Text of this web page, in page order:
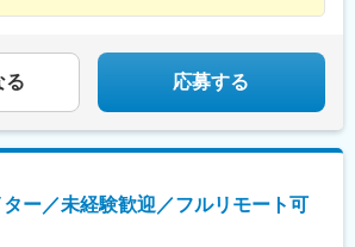
る 応募する
ー／未経験歓迎／フルリモート可